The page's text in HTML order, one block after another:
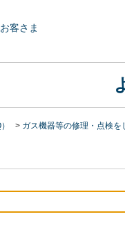
> ガス機器等の修理・点検を